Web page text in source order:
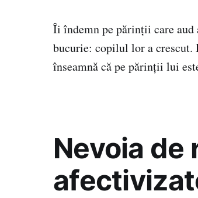
Îi îndemn pe părinții care aud
bucurie: copilul lor a crescut.
înseamnă că pe părinții lui
Nevoia de